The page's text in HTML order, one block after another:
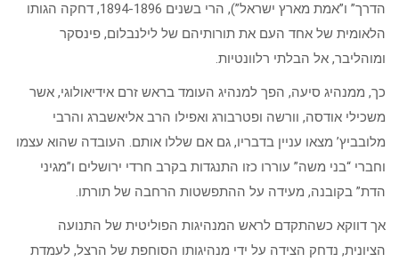
הדרך” ו”אמת מארץ ישראל”), הרי בשנים 1894-1896, דחקה הגותו
הלאומית של אחד העם את תורותיהם של לילנבלום, פינסקר
ומוהליבר, אל הבלתי רלוונטיות.
כך, ממנהיג סיעה, הפך למנהיג העומד בראש זרם אידיאולוגי, אשר
משכילי אודסה, וורשה ופטרבורג ואפילו הרב אליאשברג והרבי
מלובביץ’ מצאו עניין בדבריו, גם אם שללו אותם. העובדה שהוא עצמו
וחברי “בני משה” עוררו כזו התנגדות בקרב חרדי ירושלים ו”מגיני
הדת” בקובנה, מעידה על ההתפשטות הרחבה של תורתו.
אך דווקא כשהתקדם לראש המנהיגות הפוליטית של התנועה
הציונית, נדחק הצידה על ידי מנהיגותו הסוחפת של הרצל, לעמדת